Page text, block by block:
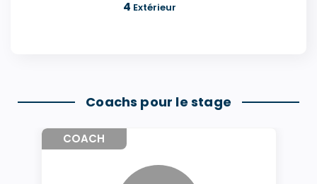
4 Extérieur
Coachs pour le stage
COACH